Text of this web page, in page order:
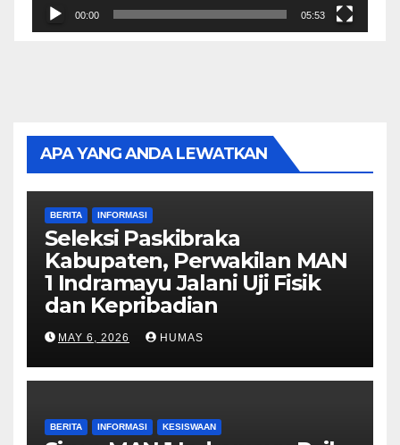
00:00 05:53
APA YANG ANDA LEWATKAN
BERITA INFORMASI
Seleksi Paskibraka
Kabupaten, Perwakilan MAN
1 Indramayu Jalani Uji Fisik
dan Kepribadian
MAY 6, 2026 HUMAS
BERITA INFORMASI KESISWAAN